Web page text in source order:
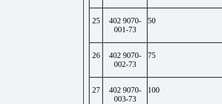
25
402 9070-
001-73
50
26
402 9070-
002-73
75
27
402 9070-
003-73
100